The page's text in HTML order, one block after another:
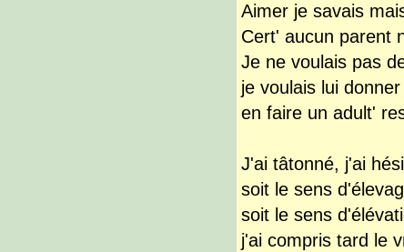
Aimer je savais
Cert' aucun parent
Je ne voulais pas
je voulais lui
en faire un adult'
J'ai tâtonné, j'ai
soit le sens
soit le sens
j'ai compris tard le